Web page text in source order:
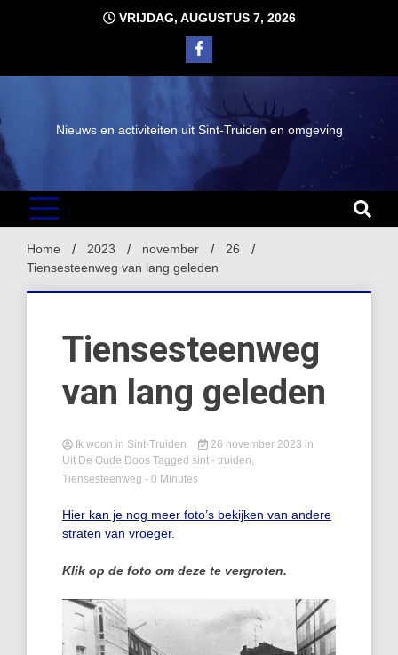
VRIJDAG, AUGUSTUS 7, 2026
Nieuws en activiteiten uit Sint-Truiden en omgeving
Home 2023 november
26
Tiensesteenweg van lang geleden
Tiensesteenweg
van lang geleden
Ik woon in Sint-Truiden 26 november 2023 in
Uit De Oude Doos Tagged sint - truiden,
Tiensesteenweg - 0 Minutes
Hier kan je nog meer foto’s bekijken van andere
straten van vroeger.
Klik op de foto om deze te vergroten.